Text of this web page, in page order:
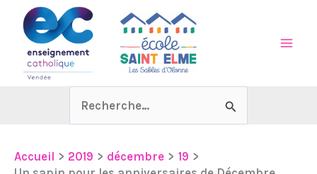
contenu
Rechercher :
Accueil 2019 décembre
19